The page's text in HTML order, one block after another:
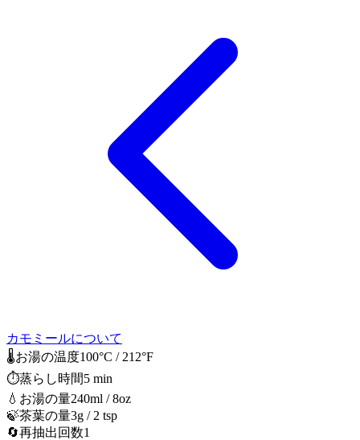
カモミールについて
🌡️お湯の温度100°C / 212°F
⏱️蒸らし時間5 min
💧 お湯の量240ml / 8oz
🍃茶葉の量3g / 2 tsp
🔄再抽出回数1